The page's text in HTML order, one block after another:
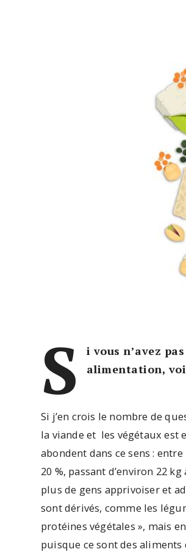
S
i vous n’avez
alimentation,
Si j’en crois le nombre de
la viande et les végétaux est
abondent dans ce sens :
20 %, passant d’environ 22
plus de gens apprivoiser et
sont dérivés, comme les
protéines végétales », mais
puisque ce sont des